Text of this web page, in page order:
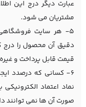
عبارت دیگر درج این
مشتریان می شود.
5- هر سایت
دقیق آن محصول را درج
قیمت قابل پرداخت و
6- کسانی که درصدد
صورت آن ها نمی توانند